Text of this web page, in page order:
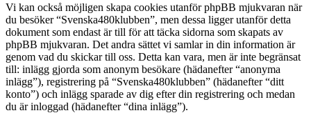
Vi kan också möjligen skapa cookies utanför phpBB mjukvaran när
du besöker “Svenska480klubben”, men dessa ligger utanför detta
dokument som endast är till för att täcka sidorna som skapats av
phpBB mjukvaran. Det andra sättet vi samlar in din information är
genom vad du skickar till oss. Detta kan vara, men är inte begränsat
till: inlägg gjorda som anonym besökare (hädanefter “anonyma
inlägg”), registrering på “Svenska480klubben” (hädanefter “ditt
konto”) och inlägg sparade av dig efter din registrering och medan
du är inloggad (hädanefter “dina inlägg”).